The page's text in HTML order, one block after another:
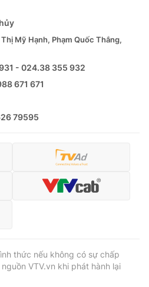
Mỹ Hạnh, Phạm Quốc Thắng,
- 024.38 355 932
671 671
79595
thức nếu không có sự chấp
VTV.vn khi phát hành lại